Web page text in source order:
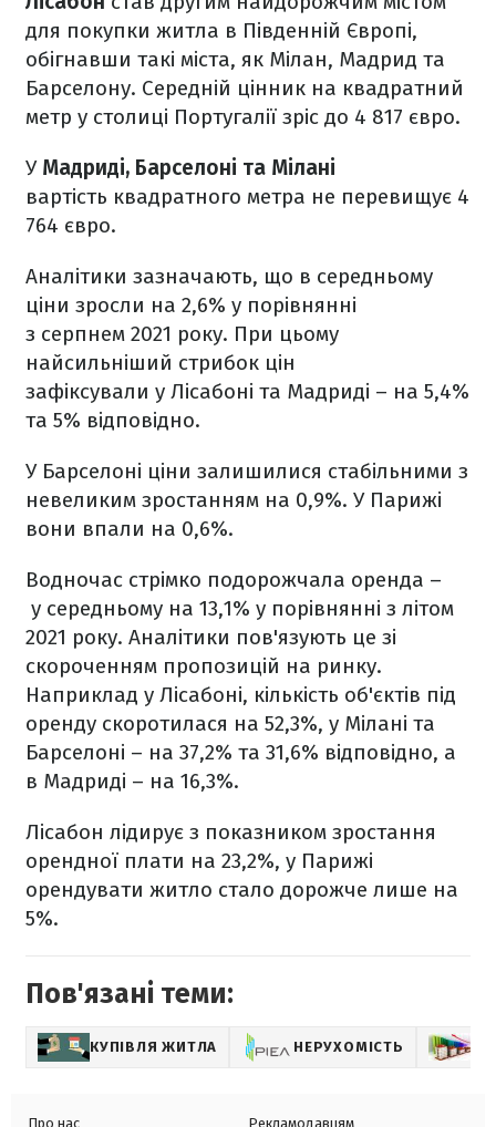
для покупки житла в Південній Європі,
обігнавши такі міста, як Мілан, Мадрид та
Барселону. Середній цінник на квадратний
метр у столиці Португалії зріс до 4 817 євро.
У Мадриді, Барселоні та Мілані
вартість квадратного метра не перевищує 4
764 євро.
Аналітики зазначають, що в середньому
ціни зросли на 2,6% у порівнянні
з серпнем 2021 року. При цьому
найсильніший стрибок цін
зафіксували у Лісабоні та Мадриді – на 5,4%
та 5% відповідно.
У Барселоні ціни залишилися стабільними з
невеликим зростанням на 0,9%. У Парижі
вони впали на 0,6%.
Водночас стрімко подорожчала оренда –
у середньому на 13,1% у порівнянні з літом
2021 року. Аналітики пов'язують це зі
скороченням пропозицій на ринку.
Наприклад у Лісабоні, кількість об'єктів під
оренду скоротилася на 52,3%, у Мілані та
Барселоні – на 37,2% та 31,6% відповідно, а
в Мадриді – на 16,3%.
Лісабон лідирує з показником зростання
орендної плати на 23,2%, у Парижі
орендувати житло стало дорожче лише на
5%.
Пов'язані теми:
КУПІВЛЯ ЖИТЛА НЕРУХОМІСТЬ
Про нас Рекламодавцям